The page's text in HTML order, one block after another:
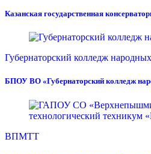
Казанская государственная
Губернаторский колледж
БПОУ ВО «Губернаторский колледж
ВПМТТ